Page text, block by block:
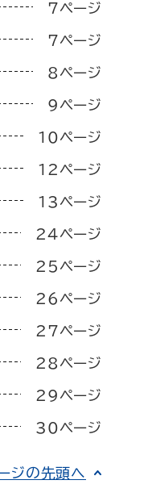
7ページ
7ページ
8ページ
9ページ
10ページ
12ページ
13ページ
24ページ
25ページ
26ページ
27ページ
28ページ
29ページ
30ページ
ジの先頭へ